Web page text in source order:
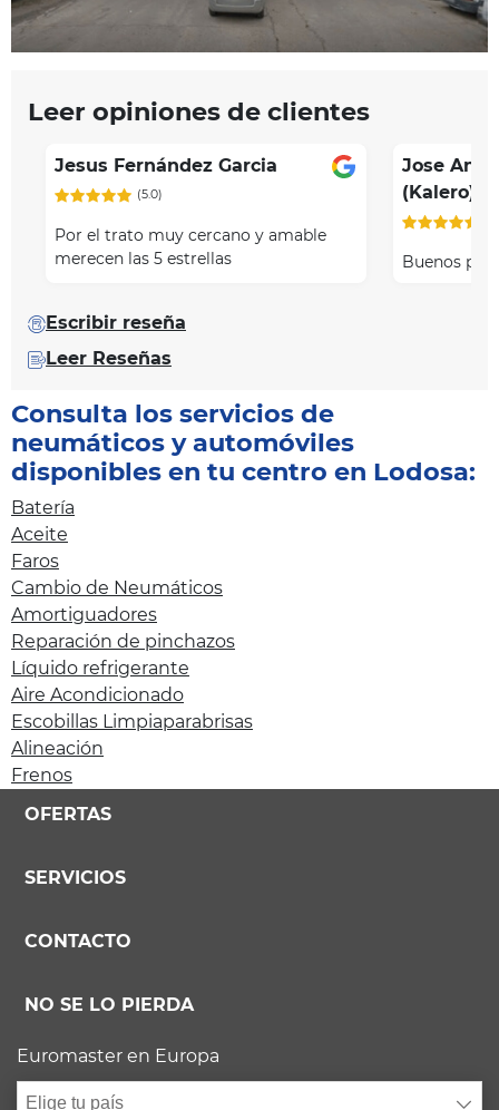
Leer opiniones de clientes
Jesus Fernández Garcia
(5.0)
Por el trato muy cercano y amable
merecen las 5 estrellas
Jose
(Kalero)
Buenos
Escribir reseña
Leer Reseñas
Consulta los servicios de
neumáticos y automóviles
disponibles en tu centro en Lodosa:
Batería
Aceite
Faros
Cambio de Neumáticos
Amortiguadores
Reparación de pinchazos
Líquido refrigerante
Aire Acondicionado
Escobillas Limpiaparabrisas
Alineación
Frenos
OFERTAS
SERVICIOS
CONTACTO
NO SE LO PIERDA
Euromaster en Europa
Elige tu país